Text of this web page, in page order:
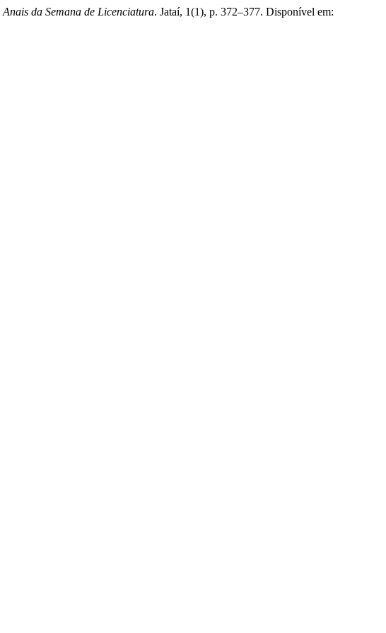
Anais da Semana de Licenciatura. Jataí, 1(1), p. 372–377. Disponível em: